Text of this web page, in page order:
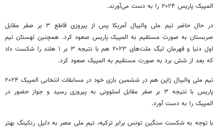
المپیک پاریس ۲۰۲۴ را به دست می‌آورند.
در حال حاضر تیم ملی والیبال آمریکا پس از پیروزی قاطع ۳ بر صفر مقابل
صربستان به صورت مستقیم به المپیک پاریس صعود کرد. همچنین لهستان تیم
اول دنیا و قهرمان لیگ ملت‌های ۲۰۲۳ هم با نتیجه ۳ بر ۱ هلند را شکست داد
که بعد از شش برد به صورت مستقیم به المپیک صعود کرد.
تیم ملی والیبال ژاپن هم در ششمین بازی خود در مسابقات انتخابی المپیک ۲۰۲۴
پاریس با نتیجه ۳ بر صفر مقابل اسلوونی به پیروزی رسید و جواز حضور در
المپیک را به دست آورد.
با توجه به شکست سنگین تونس برابر ترکیه، تیم ملی مصر به دلیل رنکینگ بهتر